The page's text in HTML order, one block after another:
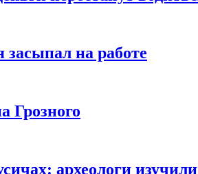
засыпал на работе
Грозного
археологи